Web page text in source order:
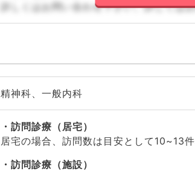
詳しくはお問い合わせ下さい。詳しくは
精神科、一般内科
訪問診療（居宅）
居宅の場合、訪問数は目安として10~13
訪問診療（施設）